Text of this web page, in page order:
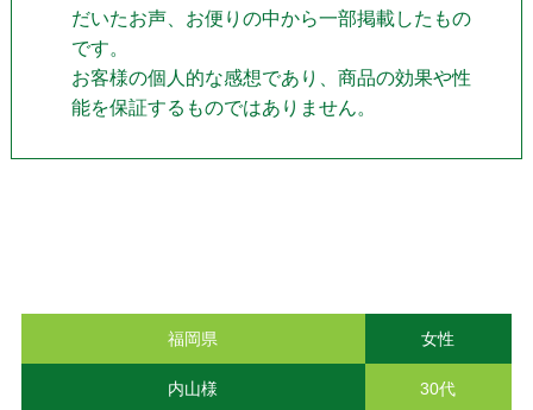
だいたお声、お便りの中から一部掲載したもの
です。
お客様の個人的な感想であり、商品の効果や性
能を保証するものではありません。
福岡県 女性
内山様 30代